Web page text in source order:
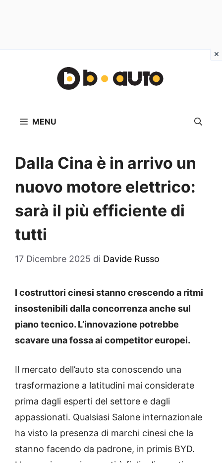
MENU
Dalla Cina è in arrivo un
nuovo motore elettrico:
sarà il più efficiente di
tutti
17 Dicembre 2025 di Davide Russo
I costruttori cinesi stanno crescendo a ritmi
insostenibili dalla concorrenza anche sul
piano tecnico. L’innovazione potrebbe
scavare una fossa ai competitor europei.
Il mercato dell’auto sta conoscendo una
trasformazione a latitudini mai considerate
prima dagli esperti del settore e dagli
appassionati. Qualsiasi Salone internazionale
ha visto la presenza di marchi cinesi che la
stanno facendo da padrone, in primis BYD.